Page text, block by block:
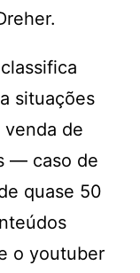
situações
de
— caso de
quase 50
o youtuber